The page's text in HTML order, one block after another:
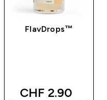
FlavDrops™
discounted price
CHF 2.90‎